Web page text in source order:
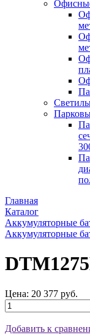
Главная
Каталог
Аккумуляторные
Аккумуляторные
Цена: 20 377 руб.
Добавить к